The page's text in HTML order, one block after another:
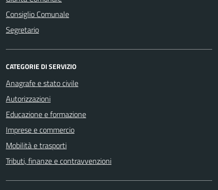
Consiglio Comunale
Segretario
CATEGORIE DI SERVIZIO
Anagrafe e stato civile
Autorizzazioni
Educazione e formazione
Imprese e commercio
Mobilità e trasporti
Tributi, finanze e contravvenzioni